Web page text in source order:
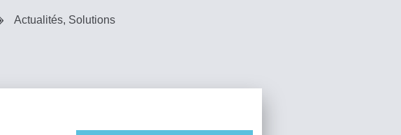
Actualités, Solutions